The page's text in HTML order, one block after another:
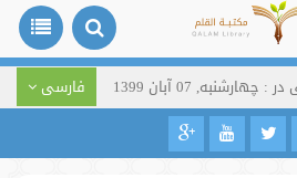
چهارشنبه, 07 آبان 1399 فارسی